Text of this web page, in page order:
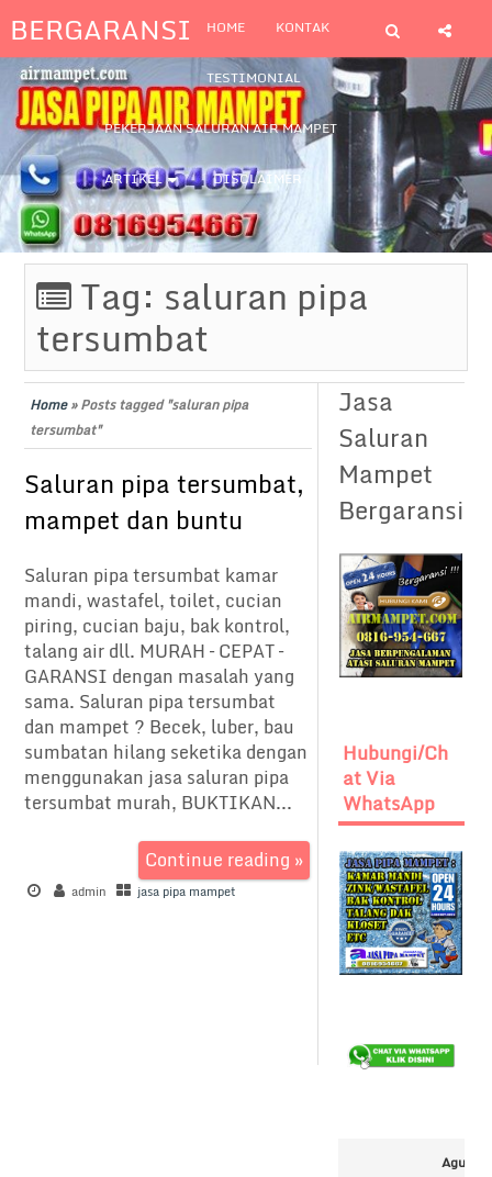
BERGARANSI HOME KONTAK
TESTIMONIAL
PEKERJAAN SALURAN AIR MAMPET
ARTIKEL DISCLAIMER
Tag: saluran pipa
tersumbat
Home»Posts tagged "saluran pipa
tersumbat"
Saluran pipa tersumbat,
mampet dan buntu
Saluran pipa tersumbat kamar
mandi, wastafel, toilet, cucian
piring, cucian baju, bak kontrol,
talang air dll. MURAH – CEPAT –
GARANSI dengan masalah yang
sama. Saluran pipa tersumbat
dan mampet ? Becek, luber, bau
sumbatan hilang seketika dengan
menggunakan jasa saluran pipa
tersumbat murah, BUKTIKAN...
Continue reading »
admin jasa pipa mampet
Jasa
Saluran
Mampet
Bergaransi
Hubungi/Ch
At Via
WhatsApp